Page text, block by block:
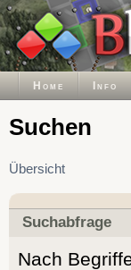
Home Info
Suchen
Übersicht
Suchabfrage
Nach